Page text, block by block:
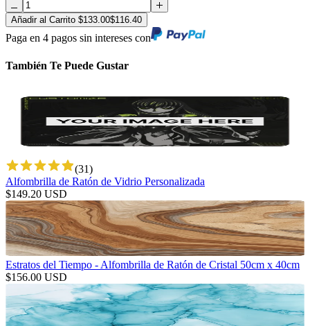
Añadir al Carrito $133.00$116.40
Paga en 4 pagos sin intereses con
También Te Puede Gustar
(31)
Alfombrilla de Ratón de Vidrio Personalizada
$149.20 USD
Estratos del Tiempo - Alfombrilla de Ratón de Cristal 50cm x 40cm
$156.00 USD